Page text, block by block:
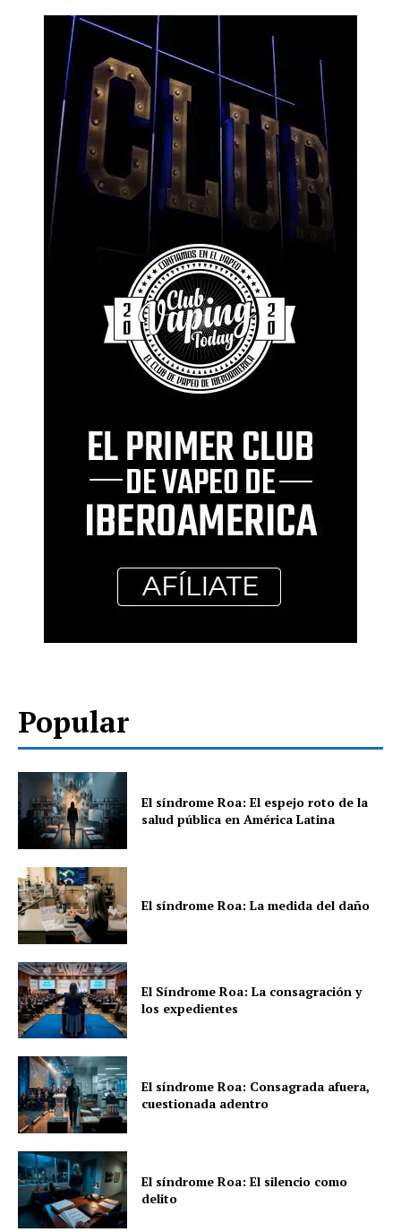
Popular
El síndrome Roa: El espejo roto de la
salud pública en América Latina
El síndrome Roa: La medida del daño
El Síndrome Roa: La consagración y
los expedientes
El síndrome Roa: Consagrada afuera,
cuestionada adentro
El síndrome Roa: El silencio como
delito